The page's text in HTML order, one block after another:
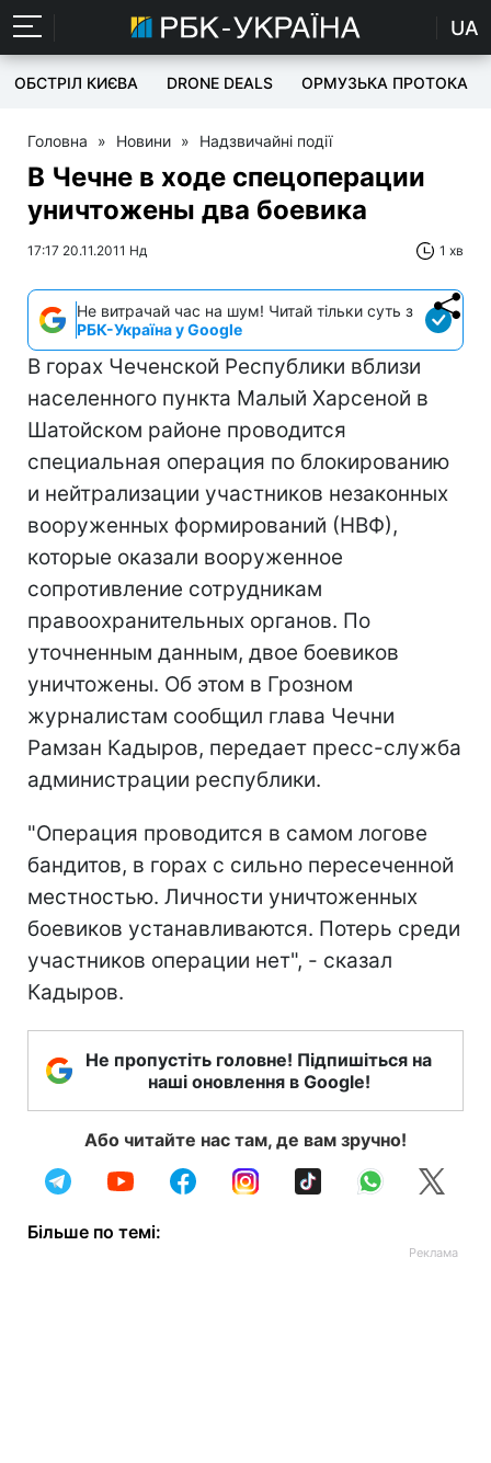
UA
ОБСТРІЛ КИЄВА DRONE DEALS ОРМУЗЬКА ПРОТОКА
Головна » Новини » Надзвичайні події
В Чечне в ходе спецоперации
уничтожены два боевика
17:17 20.11.2011 Нд 1 хв
Не витрачай час на шум! Читай тільки суть з
РБК-Україна у Google
В горах Чеченской Республики вблизи
населенного пункта Малый Харсеной в
Шатойском районе проводится
специальная операция по блокированию
и нейтрализации участников незаконных
вооруженных формирований (НВФ),
которые оказали вооруженное
сопротивление сотрудникам
правоохранительных органов. По
уточненным данным, двое боевиков
уничтожены. Об этом в Грозном
журналистам сообщил глава Чечни
Рамзан Кадыров, передает пресс-служба
администрации республики.
"Операция проводится в самом логове
бандитов, в горах с сильно пересеченной
местностью. Личности уничтоженных
боевиков устанавливаются. Потерь среди
участников операции нет", - сказал
Кадыров.
Не пропустіть головне! Підпишіться на
наші оновлення в Google!
Або читайте нас там, де вам зручно!
Більше по темі: